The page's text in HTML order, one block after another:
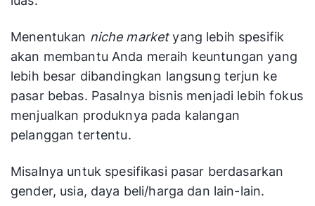
Menentukan niche marketyang lebih spesifik
akan membantu Anda meraih keuntungan yang
lebih besar dibandingkan langsung terjun ke
pasar bebas. Pasalnya bisnis menjadi lebih fokus
menjualkan produknya pada kalangan
pelanggan tertentu.
Misalnya untuk spesifikasi pasar berdasarkan
gender, usia, daya beli/harga dan lain-lain.